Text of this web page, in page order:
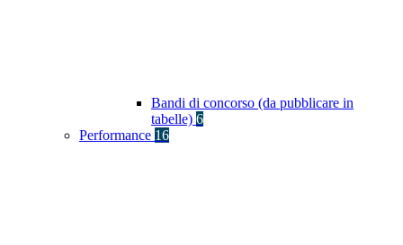
Bandi di concorso (da pubblicare in
tabelle) 6
Performance 16